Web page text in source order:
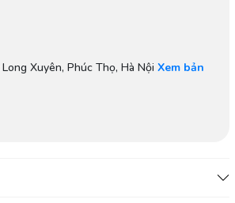
Xuyên, Phúc Thọ, Hà Nội Xem bản